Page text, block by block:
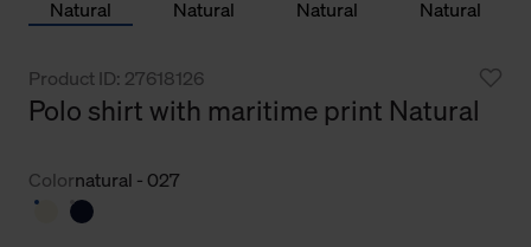
Product ID: 27618126
Polo shirt with maritime print Natural
Colornatural - 027